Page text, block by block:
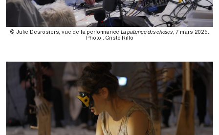
© Julie Desrosiers, vue de la performance La patience des choses , 7 mars 2025.
Photo : Cristo Riffo